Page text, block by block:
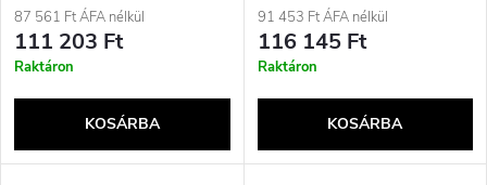
87 561 Ft ÁFA nélkül
111 203 Ft
Raktáron
KOSÁRBA
91 453 Ft ÁFA nélkül
116 145 Ft
Raktáron
KOSÁRBA